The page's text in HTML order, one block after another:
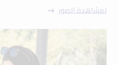
لمشاهدة الصور